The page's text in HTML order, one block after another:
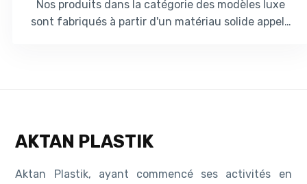
Nos produits dans la catégorie des modèles luxe
sont fabriqués à partir d'un matériau solide appelé
AKTAN PLASTIK
Aktan Plastik, ayant commencé ses activités en